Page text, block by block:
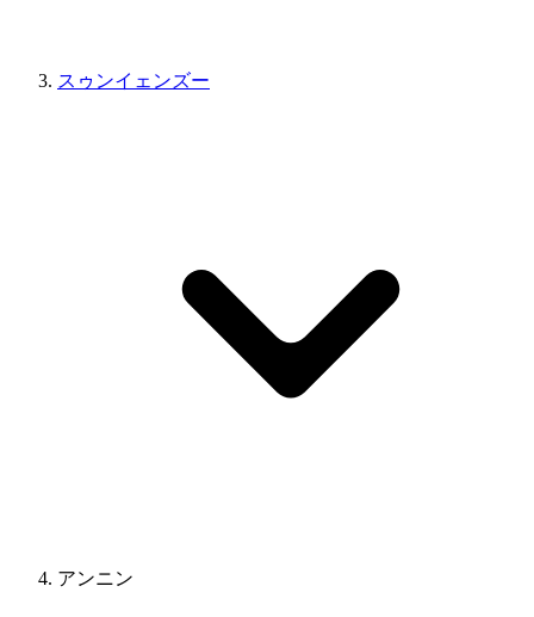
スゥンイェンズー
アンニン